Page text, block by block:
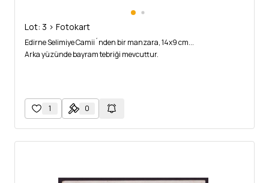
Lot: 3 > Fotokart
Edirne Selimiye Camii´nden bir manzara, 14x9 cm...
Arka yüzünde bayram tebriği mevcuttur.
1 0